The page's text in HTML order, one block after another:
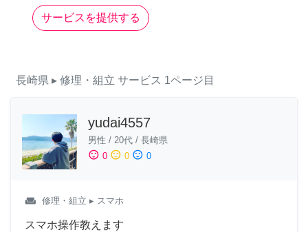
サービスを提供する
長崎県 ▸ 修理・組立 サービス 1ページ目
yudai4557
男性 / 20代 / 長崎県
sentiment_satisfied 0 sentiment_neutral 0 sentiment_dissatisfied 0
weekend 修理・組立 ▸ スマホ
スマホ操作教えます